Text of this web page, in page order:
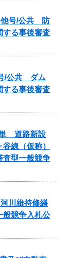
他号/公共 防
する事後審査
/公共 ダム
する事後審査
単 道路新設
線（仮称）
型一般競争
川維持修繕
般競争入札公